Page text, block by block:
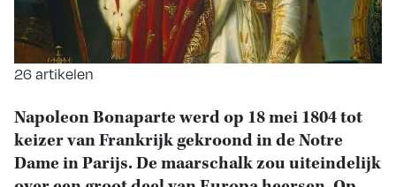
26 artikelen
Napoleon Bonaparte werd op 18 mei 1804 tot
keizer van Frankrijk gekroond in de Notre
Dame in Parijs. De maarschalk zou uiteindelijk